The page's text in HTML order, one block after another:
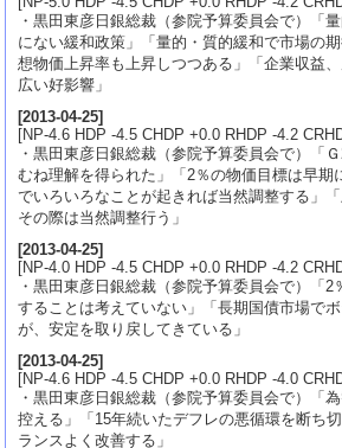
・黒田東彦日銀総裁（参院予算委員会で）「
にない緩和政策」「量的・質的緩和で市場の
想物価上昇率も上昇しつつある」「企業収益
広い好影響」
[2013-04-25]
[NP-4.6 HDP -4.5 CHDP +0.0 RHDP -4.2
・黒田東彦日銀総裁（参院予算委員会で）「
むね理解を得られた」「2％の物価目標は早期
でいろいろなことが起きれば当然調整する」
その際は当然調整行う」
[2013-04-25]
[NP-4.0 HDP -4.5 CHDP +0.0 RHDP -4.2
・黒田東彦日銀総裁（参院予算委員会で）「2
することは考えていない」「長期国債市場で
が、安定を取り戻してきている」
[2013-04-25]
[NP-4.6 HDP -4.5 CHDP +0.0 RHDP -4.0
・黒田東彦日銀総裁（参院予算委員会で）「
控える」「15年続いたデフレの悪循環を断ち
ランスよく改善する」